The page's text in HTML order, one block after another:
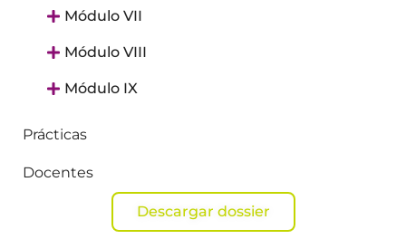
Módulo VII
Módulo VIII
Módulo IX
Prácticas
Docentes
Descargar dossier